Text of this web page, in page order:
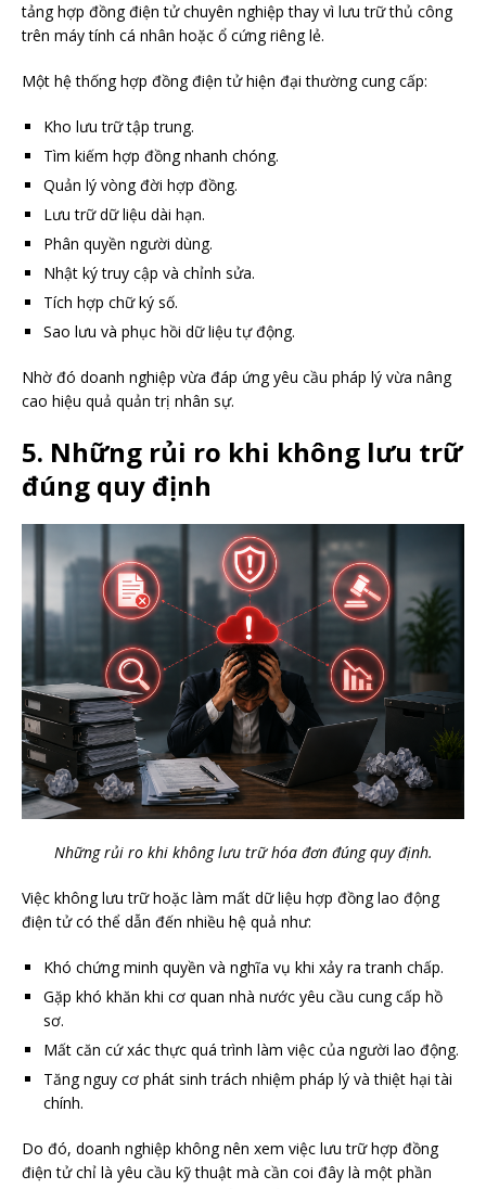
tảng hợp đồng điện tử chuyên nghiệp thay vì lưu trữ thủ công
trên máy tính cá nhân hoặc ổ cứng riêng lẻ.
Một hệ thống hợp đồng điện tử hiện đại thường cung cấp:
Kho lưu trữ tập trung.
Tìm kiếm hợp đồng nhanh chóng.
Quản lý vòng đời hợp đồng.
Lưu trữ dữ liệu dài hạn.
Phân quyền người dùng.
Nhật ký truy cập và chỉnh sửa.
Tích hợp chữ ký số.
Sao lưu và phục hồi dữ liệu tự động.
Nhờ đó doanh nghiệp vừa đáp ứng yêu cầu pháp lý vừa nâng
cao hiệu quả quản trị nhân sự.
5. Những rủi ro khi không lưu trữ
đúng quy định
Những rủi ro khi không lưu trữ hóa đơn đúng quy định.
Việc không lưu trữ hoặc làm mất dữ liệu hợp đồng lao động
điện tử có thể dẫn đến nhiều hệ quả như:
Khó chứng minh quyền và nghĩa vụ khi xảy ra tranh chấp.
Gặp khó khăn khi cơ quan nhà nước yêu cầu cung cấp hồ
sơ.
Mất căn cứ xác thực quá trình làm việc của người lao động.
Tăng nguy cơ phát sinh trách nhiệm pháp lý và thiệt hại tài
chính.
Do đó, doanh nghiệp không nên xem việc lưu trữ hợp đồng
điện tử chỉ là yêu cầu kỹ thuật mà cần coi đây là một phần